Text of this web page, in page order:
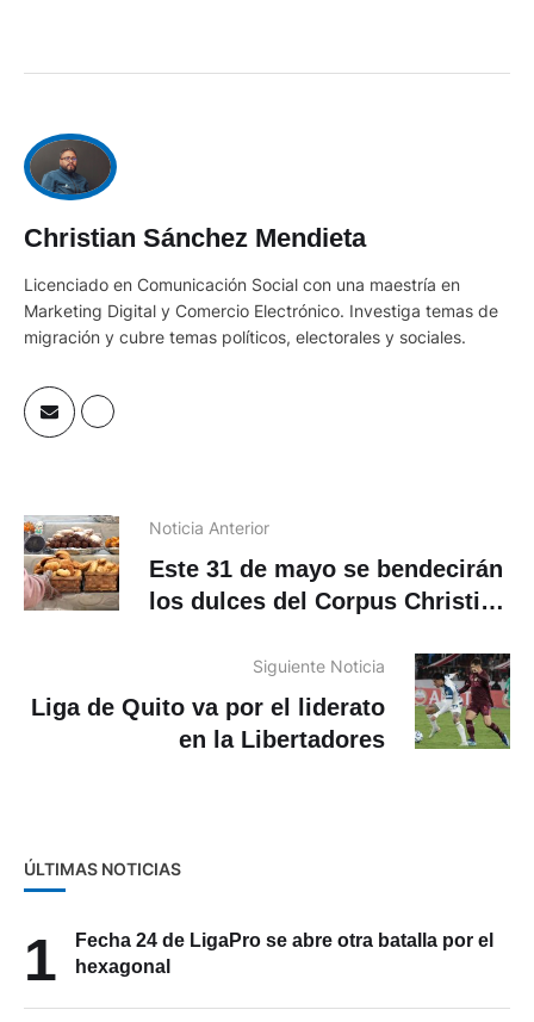
Christian Sánchez Mendieta
Licenciado en Comunicación Social con una maestría en
Marketing Digital y Comercio Electrónico. Investiga temas de
migración y cubre temas políticos, electorales y sociales.
Noticia Anterior
Este 31 de mayo se bendecirán
los dulces del Corpus Christi
Siguiente Noticia
Liga de Quito va por el liderato
en la Libertadores
ÚLTIMAS NOTICIAS
1
Fecha 24 de LigaPro se abre otra batalla por el
hexagonal